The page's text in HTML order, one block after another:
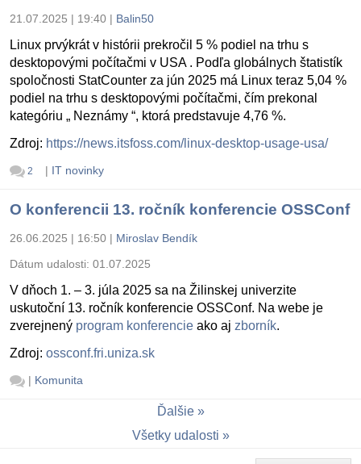
21.07.2025 | 19:40 | Balin50
Linux prvýkrát v histórii prekročil 5 % podiel na trhu s
desktopovými počítačmi v USA . Podľa globálnych štatistík
spoločnosti StatCounter za jún 2025 má Linux teraz 5,04 %
podiel na trhu s desktopovými počítačmi, čím prekonal
kategóriu „ Neznámy “, ktorá predstavuje 4,76 %.
Zdroj: https://news.itsfoss.com/linux-desktop-usage-usa/
2 | IT novinky
O konferencii 13. ročník konferencie OSSConf
26.06.2025 | 16:50 | Miroslav Bendík
Dátum udalosti: 01.07.2025
V dňoch 1. – 3. júla 2025 sa na Žilinskej univerzite
uskutoční 13. ročník konferencie OSSConf. Na webe je
zverejnený program konferencie ako aj zborník.
Zdroj: ossconf.fri.uniza.sk
| Komunita
Ďalšie
Všetky udalosti